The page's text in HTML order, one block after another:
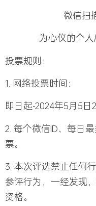
微信扫
为心仪的个
投票规则：
1. 网络投票时间：
即日起-2024年5月5日
2. 每个微信ID、每日
票。
3. 本次评选禁止任何
参评行为，一经发现
资格。